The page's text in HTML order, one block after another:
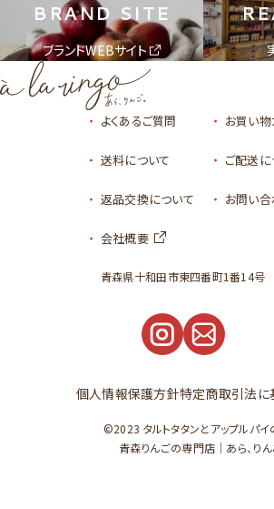
BRAND SITE
ブランドWEBサイト
よくあるご質問 お買い物
送料について ご配送に
返品交換について お問い
会社概要
青森県十和田市東四番町1番14号
個人情報保護方針特定商取引法に
©2023 タルトタタンとアップルパ
青森りんごの専門店｜あら、りん